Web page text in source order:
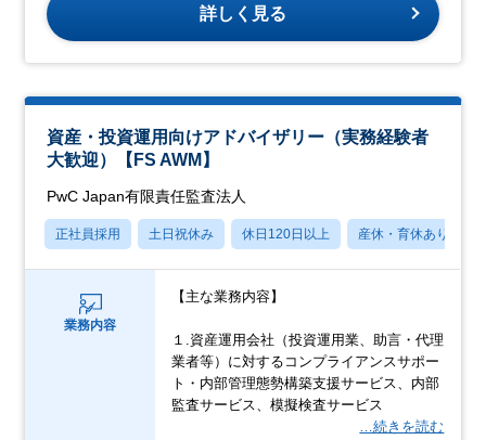
詳しく見る
資産・投資運用向けアドバイザリー（実務経験者
大歓迎）【FS AWM】
PwC Japan有限責任監査法人
正社員採用 土日祝休み 休日120日以上 産休・育休あり
業務内容
【主な業務内容】
１.資産運用会社（投資運用業、助言・代理
業者等）に対するコンプライアンスサポー
ト・内部管理態勢構築支援サービス、内部
監査サービス、模擬検査サービス
…続きを読む